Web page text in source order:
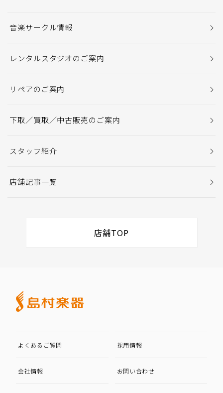
音楽サークル情報
レンタルスタジオのご案内
リペアのご案内
下取／買取／中古販売のご案内
スタッフ紹介
店舗記事一覧
店舗TOP
よくあるご質問 採用情報
会社情報 お問い合わせ